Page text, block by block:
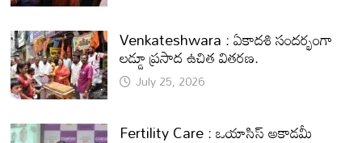
Venkateshwara : ఏకాదశి సందర్భంగా
లడ్డూ ప్రసాద ఉచిత వితరణ.
July 25, 2026
Fertility Care : ఒయాసిస్ అకాడమీ